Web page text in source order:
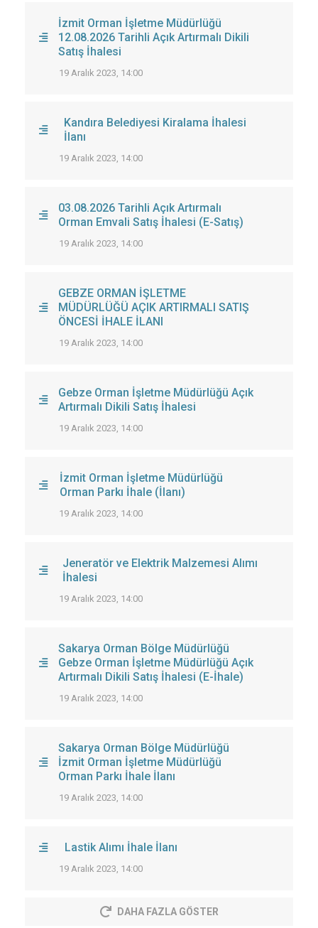
İzmit Orman İşletme Müdürlüğü
12.08.2026 Tarihli Açık Artırmalı Dikili
Satış İhalesi
19 Aralık 2023, 14:00
Kandıra Belediyesi Kiralama İhalesi
İlanı
19 Aralık 2023, 14:00
03.08.2026 Tarihli Açık Artırmalı
Orman Emvali Satış İhalesi (E-Satış)
19 Aralık 2023, 14:00
GEBZE ORMAN İŞLETME
MÜDÜRLÜĞÜ AÇIK ARTIRMALI SATIŞ
ÖNCESİ İHALE İLANI
19 Aralık 2023, 14:00
Gebze Orman İşletme Müdürlüğü Açık
Artırmalı Dikili Satış İhalesi
19 Aralık 2023, 14:00
İzmit Orman İşletme Müdürlüğü
Orman Parkı İhale (İlanı)
19 Aralık 2023, 14:00
Jeneratör ve Elektrik Malzemesi Alımı
İhalesi
19 Aralık 2023, 14:00
Sakarya Orman Bölge Müdürlüğü
Gebze Orman İşletme Müdürlüğü Açık
Artırmalı Dikili Satış İhalesi (E-İhale)
19 Aralık 2023, 14:00
Sakarya Orman Bölge Müdürlüğü
İzmit Orman İşletme Müdürlüğü
Orman Parkı İhale İlanı
19 Aralık 2023, 14:00
Lastik Alımı İhale İlanı
19 Aralık 2023, 14:00
DAHA FAZLA GÖSTER